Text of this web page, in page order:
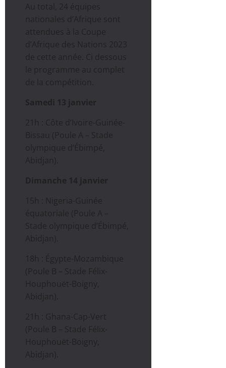
Au total, 24 équipes
nationales d’Afrique sont
attendues à la Coupe
d’Afrique des Nations 2023
de cette année. Ci dessous
le programme au complet
de la compétition.
Samedi 13 janvier
21h : Côte d’Ivoire-Guinée-
Bissau (Poule A – Stade
olympique d’Ébimpé,
Abidjan).
Dimanche 14 janvier
15h : Nigeria-Guinée
équatoriale (Poule A –
Stade olympique d’Ébimpé,
Abidjan).
18h : Égypte-Mozambique
(Poule B – Stade Félix-
Houphouët-Boigny,
Abidjan).
21h : Ghana-Cap-Vert
(Poule B – Stade Félix-
Houphouët-Boigny,
Abidjan).